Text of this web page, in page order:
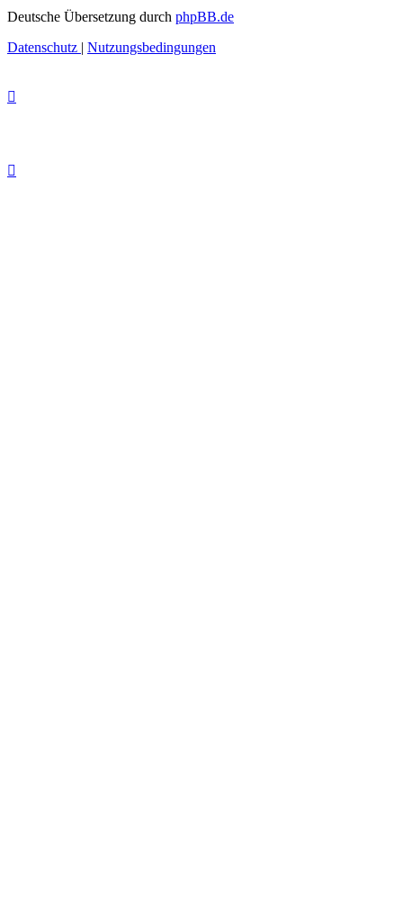
Deutsche Übersetzung durch phpBB.de
Datenschutz
Nutzungsbedingungen